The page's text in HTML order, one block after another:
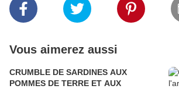
Vous aimerez aussi
CRUMBLE DE SARDINES AUX
POMMES DE TERRE ET AUX